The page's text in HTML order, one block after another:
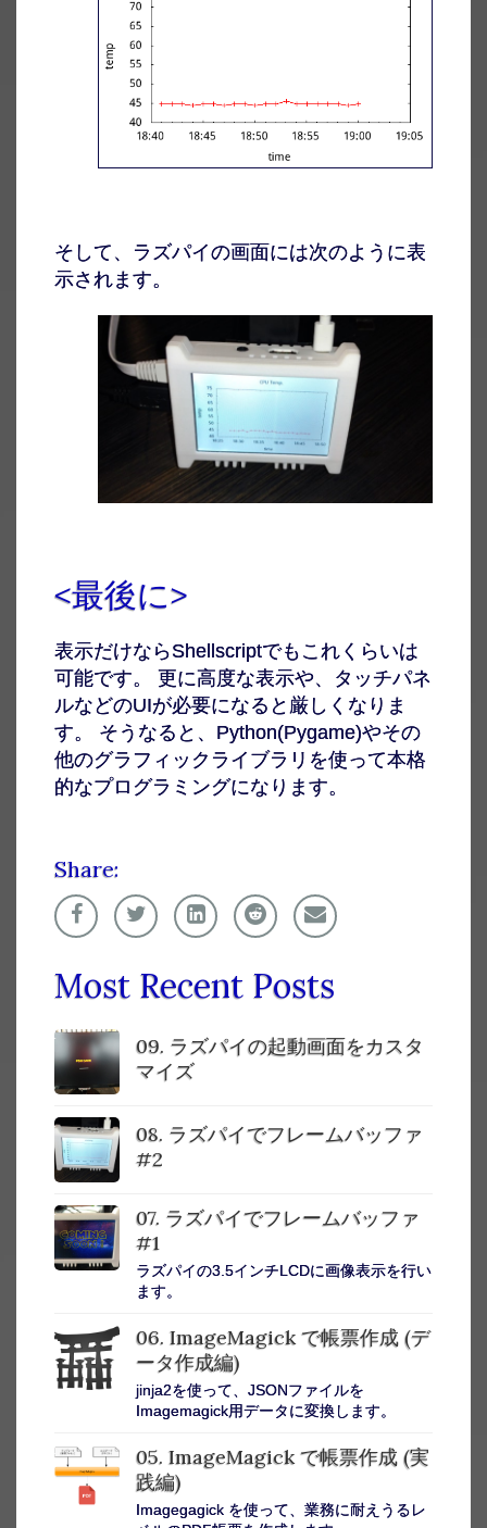
そして、ラズパイの画面には次のように表
示されます。
<最後に>
表示だけならShellscriptでもこれくらいは
可能です。 更に高度な表示や、タッチパネ
ルなどのUIが必要になると厳しくなりま
す。 そうなると、Python(Pygame)やその
他のグラフィックライブラリを使って本格
的なプログラミングになります。
Share:
Most Recent Posts
09. ラズパイの起動画面をカスタ
マイズ
08. ラズパイでフレームバッファ
#2
07. ラズパイでフレームバッファ
#1
ラズパイの3.5インチLCDに画像表示を行い
ます。
06. ImageMagick で帳票作成 (デ
ータ作成編)
jinja2を使って、JSONファイルを
Imagemagick用データに変換します。
05. ImageMagick で帳票作成 (実
践編)
Imagegagick を使って、業務に耐えうるレ